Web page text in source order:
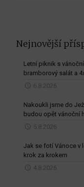
Nejnovější
Letní piknik s
bramborový salát a
6.8.2026
Nakoukli jsme do
budou opět vánoční
5.8.2026
Jak se fotí Vánoce v
krok za krokem
4.8.2026